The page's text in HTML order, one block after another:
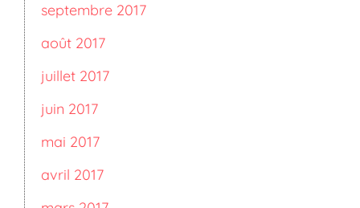
septembre 2017
août 2017
juillet 2017
juin 2017
mai 2017
avril 2017